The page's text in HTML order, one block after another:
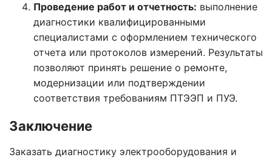
Проведение работ и отчетность: выполнение
диагностики квалифицированными
специалистами с оформлением технического
отчета или протоколов измерений. Результаты
позволяют принять решение о ремонте,
модернизации или подтверждении
соответствия требованиям ПТЭЭП и ПУЭ.
Заключение
Заказать диагностику электрооборудования и